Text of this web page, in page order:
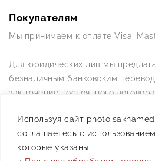
Используя сайт
соглашаетесь с
которые указаны
Покупателям
Мы принимаем к оплате Visa,
Для юридических лиц мы
безналичным банковским
заключение постоянного
Позвоните нам по телефону
ответим на все ваши вопросы